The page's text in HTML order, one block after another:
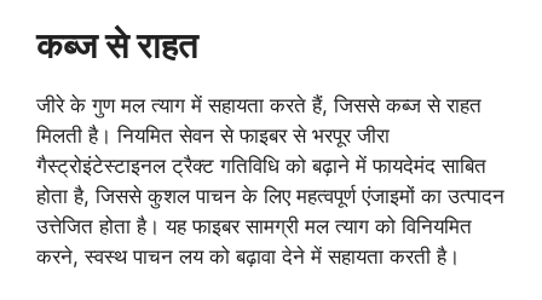
कब्ज से राहत
जीरे के गुण मल त्याग में सहायता करते हैं, जिससे कब्ज से राहत
मिलती है। नियमित सेवन से फाइबर से भरपूर जीरा
गैस्ट्रोइंटेस्टाइनल ट्रैक्ट गतिविधि को बढ़ाने में फायदेमंद साबित
होता है, जिससे कुशल पाचन के लिए महत्वपूर्ण एंजाइमों का उत्पादन
उत्तेजित होता है। यह फाइबर सामग्री मल त्याग को विनियमित
करने, स्वस्थ पाचन लय को बढ़ावा देने में सहायता करती है।